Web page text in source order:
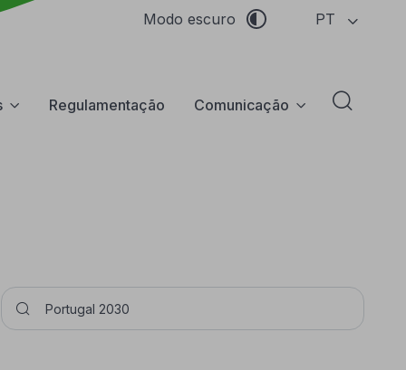
Modo escuro PT
Regulamentação Comunicação Abrir